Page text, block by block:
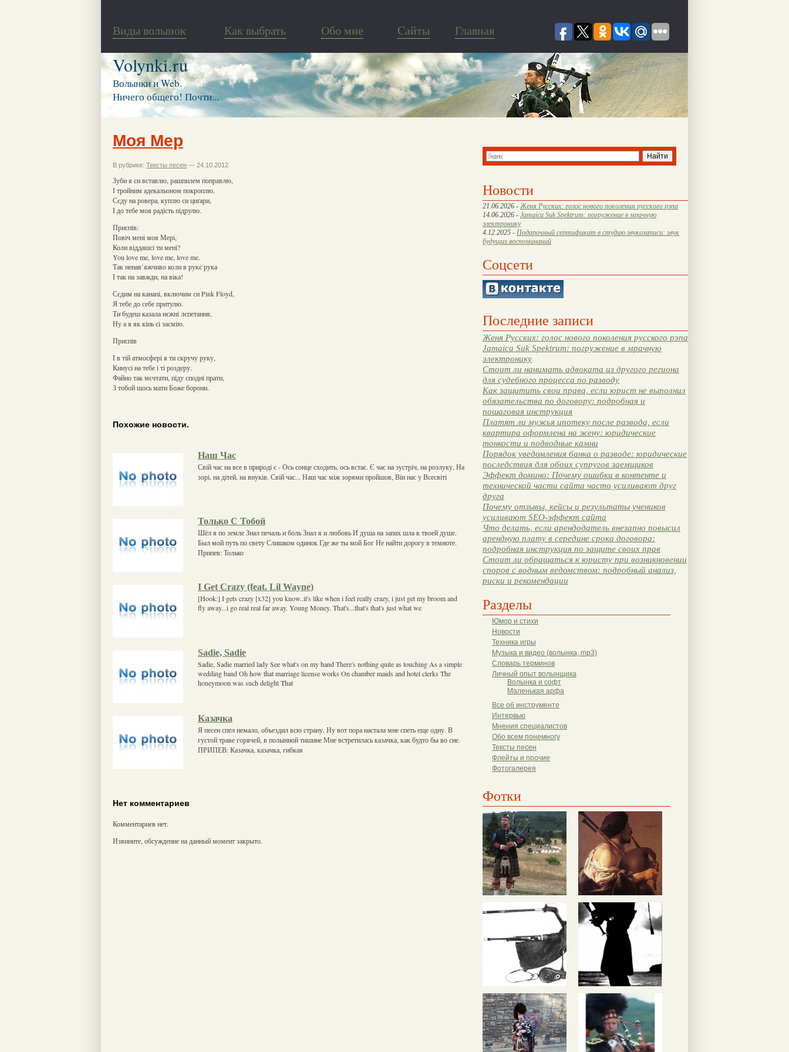
Виды волынок Как выбрать Обо мне Cайты Главная
Volynki.ru
Волынки и Web.
Ничего общего! Почти...
Новости
21.06.2026 - Женя Русских: голос нового поколения русского рэпа
14.06.2026 - Jamaica Suk Spektrum: погружение в мрачную
электронику
4.12.2025 - Подарочный сертификат в студию звукозаписи: звук
будущих воспоминаний
Соцсети
Последние записи
Женя Русских: голос нового поколения русского рэпа
Jamaica Suk Spektrum: погружение в мрачную
электронику
Стоит ли нанимать адвоката из другого региона
для судебного процесса по разводу
Как защитить свои права, если юрист не выполнил
обязательства по договору: подробная и
пошаговая инструкция
Платят ли мужья ипотеку после развода, если
квартира оформлена на жену: юридические
тонкости и подводные камни
Порядок уведомления банка о разводе: юридические
последствия для обоих супругов заемщиков
Эффект домино: Почему ошибки в контенте и
технической части сайта часто усиливают друг
друга
Почему отзывы, кейсы и результаты учеников
усиливают SEO-эффект сайта
Что делать, если арендодатель внезапно повысил
арендную плату в середине срока договора:
подробная инструкция по защите своих прав
Стоит ли обращаться к юристу при возникновении
споров с водным ведомством: подробный анализ,
риски и рекомендации
Разделы
Юмор и стихи
Новости
Техника игры
Музыка и видео (волынка, mp3)
Словарь терминов
Личный опыт волынщика
Волынка и софт
Маленькая арфа
Все об инструменте
Интервью
Мнения специалистов
Обо всем понемногу
Тексты песен
Флейты и прочие
Фотогалерея
Фотки
Моя Мер
В рубрике: Тексты песен — 24.10.2012
Зуби я си вставлю, рашпилем поправлю,
І тройним адекальоном покроплю.
Сєду на ровера, куплю си циґари,
І до тебе моя радість підрулю.
Приспів:
Повіч мені моя Мері,
Коли віддашсі ти мені?
You love me, love me, love me.
Так ненав’яжчиво коли в рукє рука
І так на завжди, на віка!
Сєдим на канапі, включим си Pink Floyd,
Я тебе до себе притулю.
Ти будеш казала нєжні лєпетання,
Ну а я як кінь сі засмію.
Приспів
І в тій атмосфері я ти скручу руку,
Кинусі на тебе і ті роздеру.
Файно так мєчтати, піду сподні прати,
З тобой шось мати Боже борони.
Похожие новости.
Наш Час
Свій час на все в природі є - Ось сонце сходить, ось встає. Є час на зустріч, на розлуку, На
зорі, на дітей, на внуків. Свій час... Наш час між зорями пройшов, Він нас у Всесвіті
Только С Тобой
Шёл я по земле Знал печаль и боль Знал я и любовь И душа на запах шла к твоей душе.
Был мой путь по свету Слишком одинок Где же ты мой Бог Не найти дорогу в темноте.
Припев: Только
I Get Crazy (feat. Lil Wayne)
[Hook:] I gets crazy [x32] you know..it's like when i feel really crazy, i just get my broom and
fly away...i go real real far away. Young Money. That's...that's that's just what we
Sadie, Sadie
Sadie, Sadie married lady See what's on my hand There's nothing quite as touching As a simple
wedding band Oh how that marriage license works On chamber maids and hotel clerks The
honeymoon was such delight That
Казачка
Я песен спел немало, объездил всю страну. Ну вот пора настала мне спеть еще одну. В
густой траве горячей, в полынной тишине Мне встретилась казачка, как будто бы во сне.
ПРИПЕВ: Казачка, казачка, гибкая
Нет комментариев
Комментариев нет.
Извините, обсуждение на данный момент закрыто.